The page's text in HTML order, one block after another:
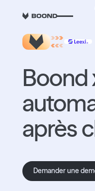
RETOUR AUX
Boond
après
Demander une